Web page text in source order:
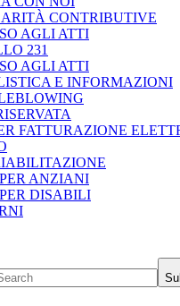
CONTRIBUTIVE
AGLI ATTI
231
AGLI ATTI
E INFORMAZIONI
FATTURAZIONE
ANZIANI
DISABILI